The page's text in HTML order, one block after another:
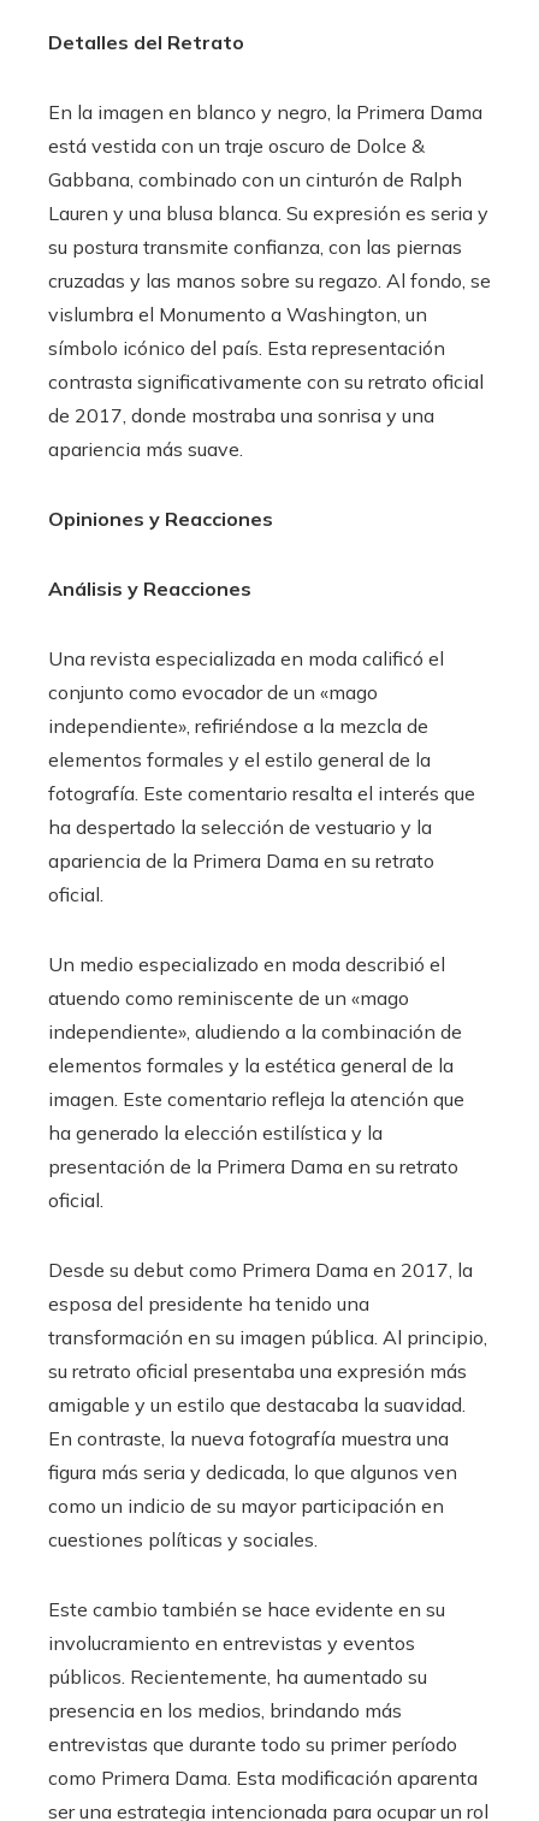
Detalles del Retrato
En la imagen en blanco y negro, la Primera Dama
está vestida con un traje oscuro de Dolce &
Gabbana, combinado con un cinturón de Ralph
Lauren y una blusa blanca. Su expresión es seria y
su postura transmite confianza, con las piernas
cruzadas y las manos sobre su regazo. Al fondo, se
vislumbra el Monumento a Washington, un
símbolo icónico del país. Esta representación
contrasta significativamente con su retrato oficial
de 2017, donde mostraba una sonrisa y una
apariencia más suave.
Opiniones y Reacciones
Análisis y Reacciones
Una revista especializada en moda calificó el
conjunto como evocador de un «mago
independiente», refiriéndose a la mezcla de
elementos formales y el estilo general de la
fotografía. Este comentario resalta el interés que
ha despertado la selección de vestuario y la
apariencia de la Primera Dama en su retrato
oficial.
Un medio especializado en moda describió el
atuendo como reminiscente de un «mago
independiente», aludiendo a la combinación de
elementos formales y la estética general de la
imagen. Este comentario refleja la atención que
ha generado la elección estilística y la
presentación de la Primera Dama en su retrato
oficial.
Desde su debut como Primera Dama en 2017, la
esposa del presidente ha tenido una
transformación en su imagen pública. Al principio,
su retrato oficial presentaba una expresión más
amigable y un estilo que destacaba la suavidad.
En contraste, la nueva fotografía muestra una
figura más seria y dedicada, lo que algunos ven
como un indicio de su mayor participación en
cuestiones políticas y sociales.
Este cambio también se hace evidente en su
involucramiento en entrevistas y eventos
públicos. Recientemente, ha aumentado su
presencia en los medios, brindando más
entrevistas que durante todo su primer período
como Primera Dama. Esta modificación aparenta
ser una estrategia intencionada para ocupar un rol